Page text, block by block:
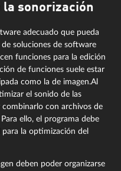
la sonorización
adecuado que pueda
soluciones de software
funciones para la edición
de funciones suele estar
como la de imagen.Al
el sonido de las
combinarlo con archivos de
ello, el programa debe
la optimización del
deben poder organizarse